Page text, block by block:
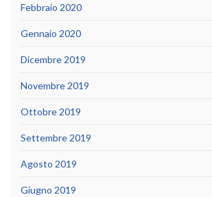
Febbraio 2020
Gennaio 2020
Dicembre 2019
Novembre 2019
Ottobre 2019
Settembre 2019
Agosto 2019
Giugno 2019